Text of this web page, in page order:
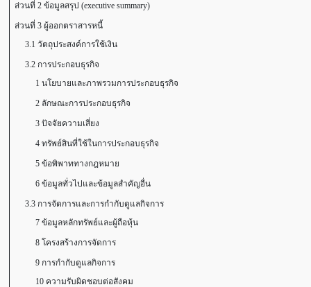
ส่วนที่ 2 ข้อมูลสรุป (executive summary)
ส่วนที่ 3 ผู้ออกตราสารหนี้
3.1 วัตถุประสงค์การใช้เงิน
3.2 การประกอบธุรกิจ
1 นโยบายและภาพรวมการประกอบธุรกิจ
2 ลักษณะการประกอบธุรกิจ
3 ปัจจัยความเสี่ยง
4 ทรัพย์สินที่ใช้ในการประกอบธุรกิจ
5 ข้อพิพาททางกฎหมาย
6 ข้อมูลทั่วไปและข้อมูลสำคัญอื่น
3.3 การจัดการและการกำกับดูแลกิจการ
7 ข้อมูลหลักทรัพย์และผู้ถือหุ้น
8 โครงสร้างการจัดการ
9 การกำกับดูแลกิจการ
10 ความรับผิดชอบต่อสังคม